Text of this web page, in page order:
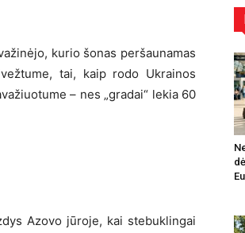
kurio šonas peršaunamas
tai, kaip rodo Ukrainos
– nes „gradai“ lekia 60
Azovo jūroje, kai stebuklingai